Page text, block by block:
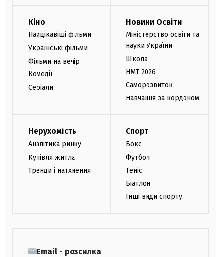
Кіно
Найцікавіші фільми
Українські фільми
Фільми на вечір
Комедії
Серіали
Новини Освіти
Міністерство освіти та
науки України
Школа
НМТ 2026
Саморозвиток
Навчання за кордоном
Нерухомість
Аналітика ринку
Купівля житла
Тренди і натхнення
Спорт
Бокс
Футбол
Теніс
Біатлон
Інші види спорту
Email - розсилка